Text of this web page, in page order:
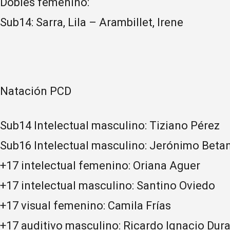
Sub14: Sarra, Lila – Arambillet, Irene
Natación PCD
Sub14 Intelectual masculino: Tiziano Pérez
Sub16 Intelectual masculino: Jerónimo
+17 intelectual femenino: Oriana Aguer
+17 intelectual masculino: Santino Oviedo
+17 visual femenino: Camila Frías
+17 auditivo masculino: Ricardo Ignacio